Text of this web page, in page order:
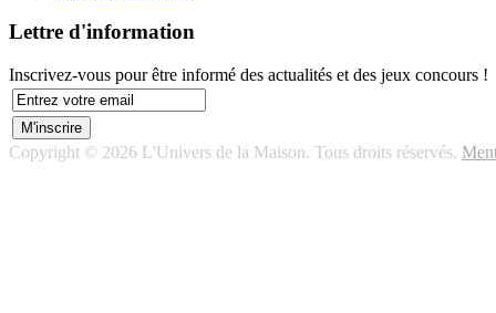
Lettre d'information
Inscrivez-vous pour être informé des actualités et des jeux concours !
Copyright © 2026 L'Univers de la Maison. Tous droits réservés.